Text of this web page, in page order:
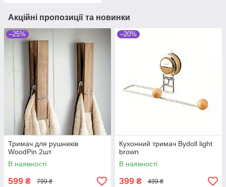
Акційні пропозиції та новинки
–25%
Тримач для рушників
WoodPin 2шт
В наявності
599 ₴ 799 ₴
–20%
Кухонний тримач Bydoll light
brown
В наявності
399 ₴ 499 ₴